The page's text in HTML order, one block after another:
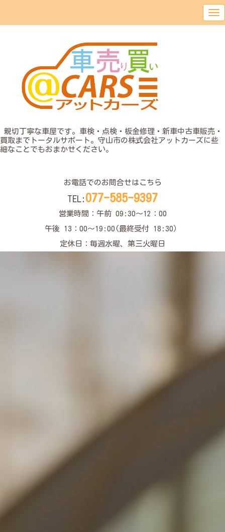
親切丁寧な車屋です。車検・点検・板金修理・新車中古車販売・
買取までトータルサポート。守山市の株式会社アットカーズに些
細なことでもおまかせください。
お電話でのお問合せはこちら
TEL: 077-585-9397
営業時間：午前 09:30〜12：00
午後 13：00～19:00(最終受付 18:30）
定休日：毎週水曜、第三火曜日